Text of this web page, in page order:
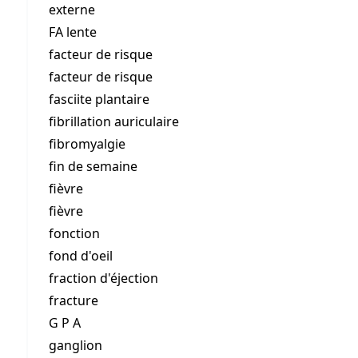
externe
FA lente
facteur de risque
facteur de risque
fasciite plantaire
fibrillation auriculaire
fibromyalgie
fin de semaine
fièvre
fièvre
fonction
fond d'oeil
fraction d'éjection
fracture
G P A
ganglion